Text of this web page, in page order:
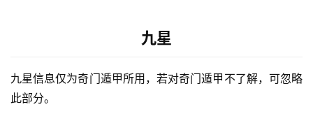
九星
九星信息仅为奇门遁甲所用，若对奇门遁甲不了解，可忽略
此部分。